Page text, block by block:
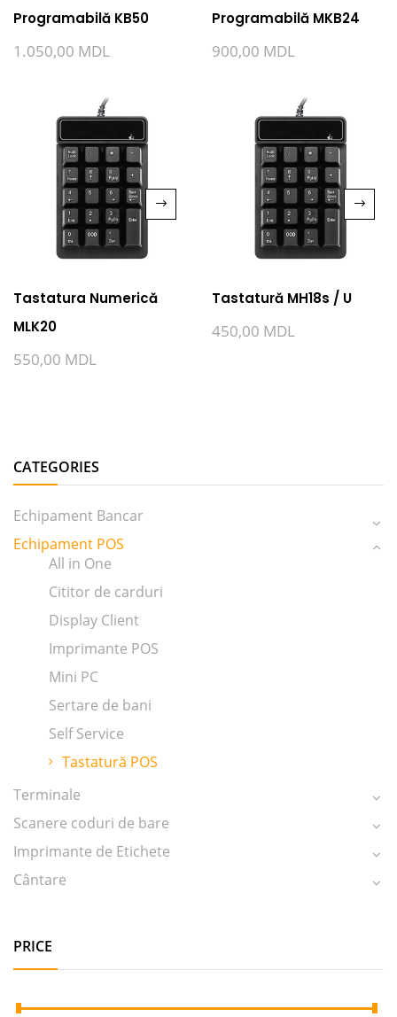
CATEGORIES
Echipament Bancar
Echipament POS
All in One
Cititor de carduri
Display Client
Imprimante POS
Mini PC
Sertare de bani
Self Service
Tastatură POS
Terminale
Scanere coduri de bare
Imprimante de Etichete
Cântare
PRICE
Programabilă KB50
1.050,00 MDL
Programabilă MKB24
900,00 MDL
Tastatura Numerică
MLK20
550,00 MDL
Tastatură MH18s / U
450,00 MDL